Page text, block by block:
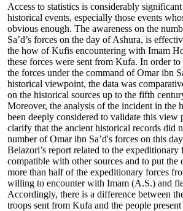
Access to statistics is considerably
historical events, especially those events
obvious enough. The awareness on the
Sa’d’s forces on the day of Ashura, is
the how of Kufis encountering with Imam
these forces were sent from Kufa. In order
the forces under the command of Omar ibn
historical viewpoint, the data was
on the historical sources up to the fifth
Moreover, the analysis of the incident in the
been deeply considered to validate this
clarify that the ancient historical records did
number of Omar ibn Sa’d's forces on this
Belazori’s report related to the expeditionary
compatible with other sources and to put the
more than half of the expeditionary forces
willing to encounter with Imam (A.S.) and
Accordingly, there is a difference between
troops sent from Kufa and the people